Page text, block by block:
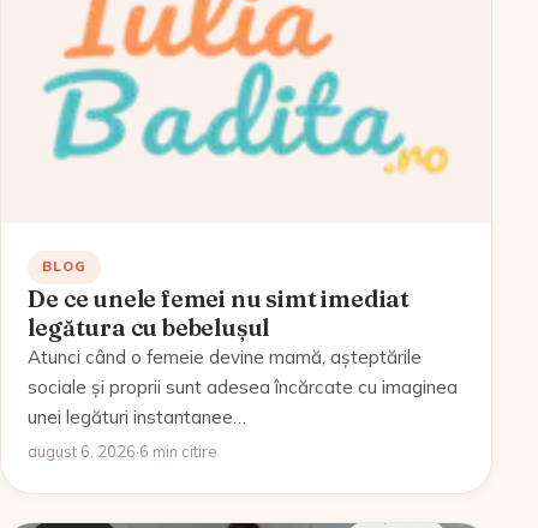
BLOG
De ce unele femei nu simt imediat
legătura cu bebelușul
Atunci când o femeie devine mamă, așteptările
sociale și proprii sunt adesea încărcate cu imaginea
unei legături instantanee…
august 6, 2026·6 min citire